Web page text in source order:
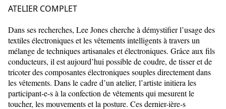
ATELIER COMPLET
Dans ses recherches, Lee Jones cherche à démystifier l’usage des
textiles électroniques et les vêtements intelligents à travers un
mélange de techniques artisanales et électroniques. Grâce aux fils
conducteurs, il est aujourd’hui possible de coudre, de tisser et de
tricoter des composantes électroniques souples directement dans
les vêtements. Dans le cadre d’un atelier, l’artiste initiera les
participant-e-s à la confection de vêtements qui mesurent le
toucher, les mouvements et la posture. Ces dernier-ière-s